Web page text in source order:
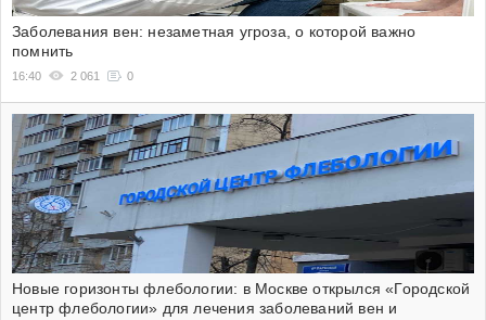
Заболевания вен: незаметная угроза, о которой важно
помнить
16:40 2 061 0
Новые горизонты флебологии: в Москве открылся «Городской
центр флебологии» для лечения заболеваний вен и